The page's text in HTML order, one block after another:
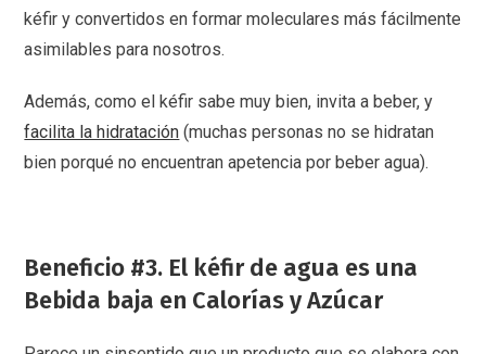
kéfir y convertidos en formar moleculares más fácilmente
asimilables para nosotros.
Además, como el kéfir sabe muy bien, invita a beber, y
facilita la hidratación (muchas personas no se hidratan
bien porqué no encuentran apetencia por beber agua).
Beneficio #3. El kéfir de agua es una
Bebida baja en Calorías y Azúcar